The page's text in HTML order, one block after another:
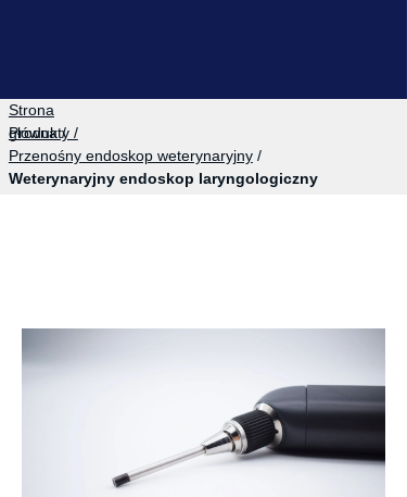
Strona
główna/
Produkty /
Przenośny endoskop weterynaryjny/
Weterynaryjny endoskop laryngologiczny